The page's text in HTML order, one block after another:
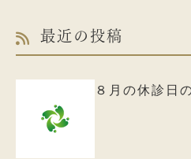
最近の投稿
８月の休診日